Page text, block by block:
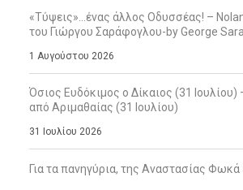
«Τύψεις»…ένας άλλος Οδυσσέας! –
του Γιώργου Σαράφογλου-by George
1 Αυγούστου 2026
Όσιος Ευδόκιμος ο Δίκαιος (31
από Αριμαθαίας (31 Ιουλίου)
31 Ιουλίου 2026
Για τα πανηγύρια, της Αναστασίας Φωκά